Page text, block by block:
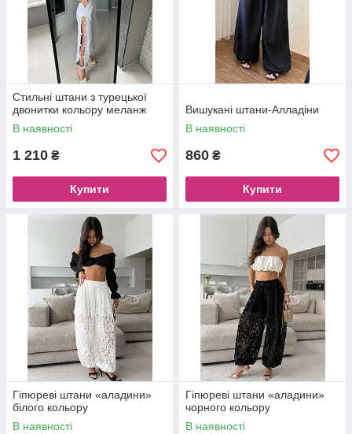
Стильні штани з турецької
двонитки кольору меланж
В наявності
1 210 ₴
Купити
Вишукані штани-Алладіни
В наявності
860 ₴
Купити
Гіпюреві штани «аладини»
білого кольору
В наявності
Гіпюреві штани «аладини»
чорного кольору
В наявності